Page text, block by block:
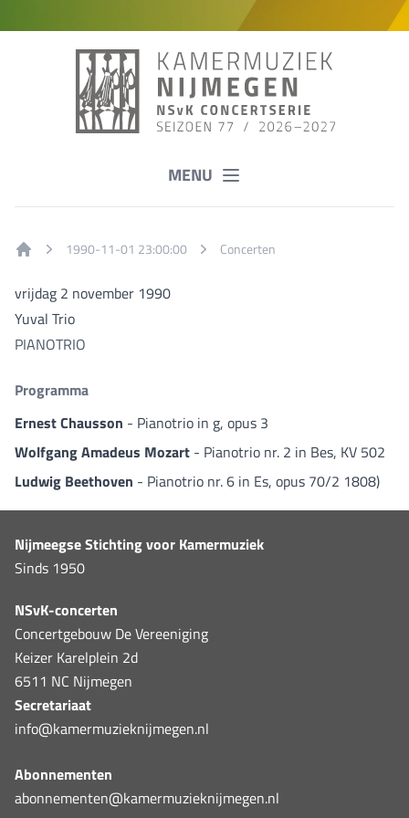
MENU
1990-11-01 23:00:00 Concerten
vrijdag 2 november 1990
Yuval Trio
PIANOTRIO
Programma
Ernest Chausson - Pianotrio in g, opus 3
Wolfgang Amadeus Mozart - Pianotrio nr. 2 in Bes, KV 502
Ludwig Beethoven - Pianotrio nr. 6 in Es, opus 70/2 1808)
Nijmeegse Stichting voor Kamermuziek
Sinds 1950
NSvK-concerten
Concertgebouw De Vereeniging
Keizer Karelplein 2d
6511 NC Nijmegen
Secretariaat
info@kamermuzieknijmegen.nl
Abonnementen
abonnementen@kamermuzieknijmegen.nl